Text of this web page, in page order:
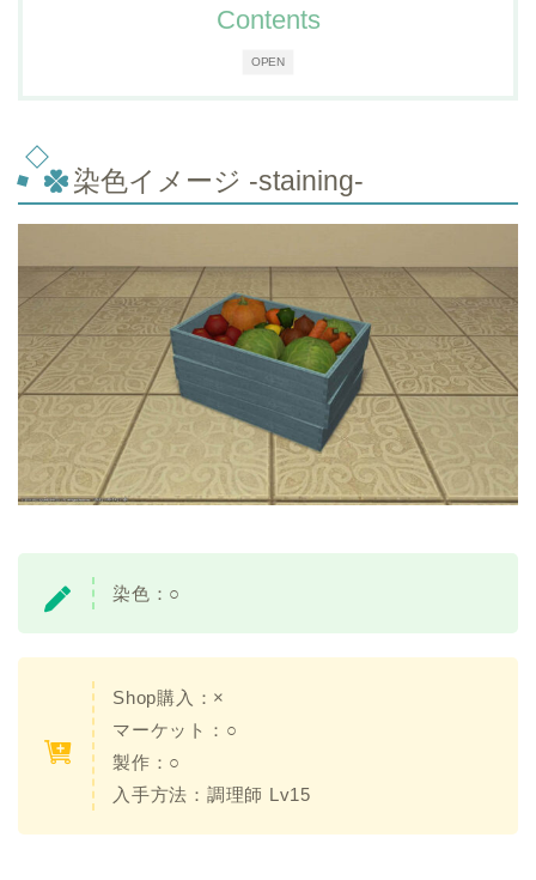
OPEN
Contents
染色イメージ -staining-
染色： ○
Shop購入： ×
マーケット：○
製作：○
入手方法：調理師 Lv15